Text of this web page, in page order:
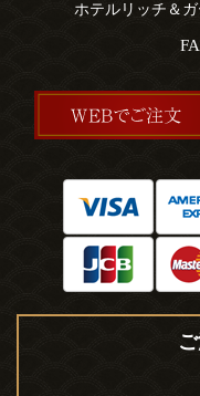
ホテルリッチ＆